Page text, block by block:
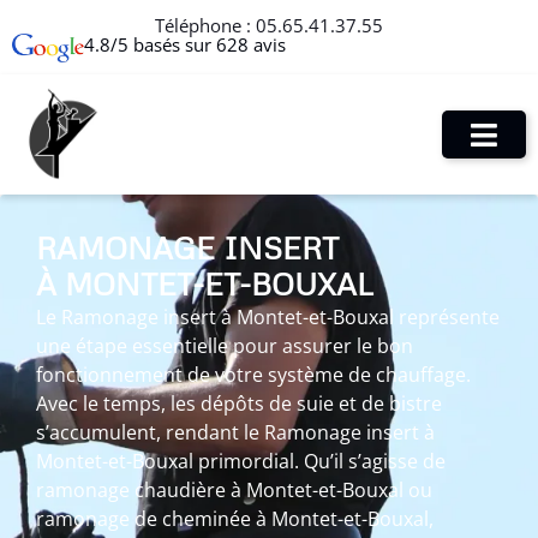
Téléphone : 05.65.41.37.55
4.8/5 basés sur 628 avis
RAMONAGE INSERT
À MONTET-ET-BOUXAL
Le Ramonage insert à Montet-et-Bouxal représente
une étape essentielle pour assurer le bon
fonctionnement de votre système de chauffage.
Avec le temps, les dépôts de suie et de bistre
s’accumulent, rendant le Ramonage insert à
Montet-et-Bouxal primordial. Qu’il s’agisse de
ramonage chaudière à Montet-et-Bouxal ou
ramonage de cheminée à Montet-et-Bouxal,